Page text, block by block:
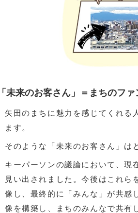
「未来のお客さん」＝まちのファ
矢田のまちに魅力を感じてくれる
ます。
そのような「未来のお客さん」は
キーパーソンの議論において、現
見い出されました。今後はこれら
像し、最終的に「みんな」が共感
像を構築し、まちのみんなで共有